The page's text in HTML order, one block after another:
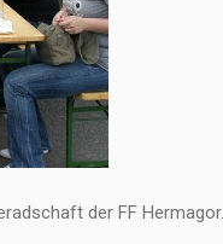
der FF Hermagor.